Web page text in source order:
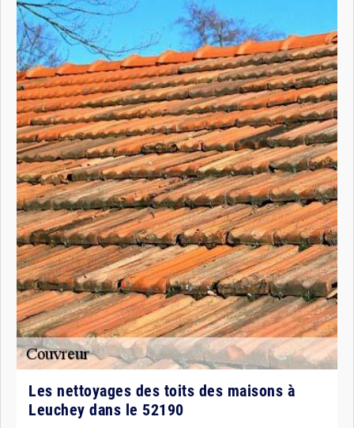
Les nettoyages des toits des maisons à
Leuchey dans le 52190